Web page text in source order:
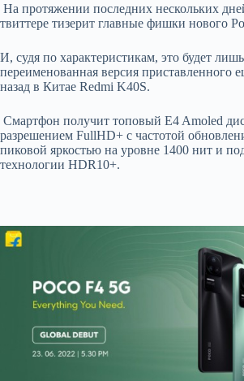
На протяжении последних нескольких
твиттере тизерит главные фишки нового
И, судя по характеристикам, это будет лишь
переименованная версия приставленного
назад в Китае Redmi K40S.
Смартфон получит топовый E4 Amoled
разрешением FullHD+ с частотой
пиковой яркостью на уровне 1400 нит и
технологии HDR10+.